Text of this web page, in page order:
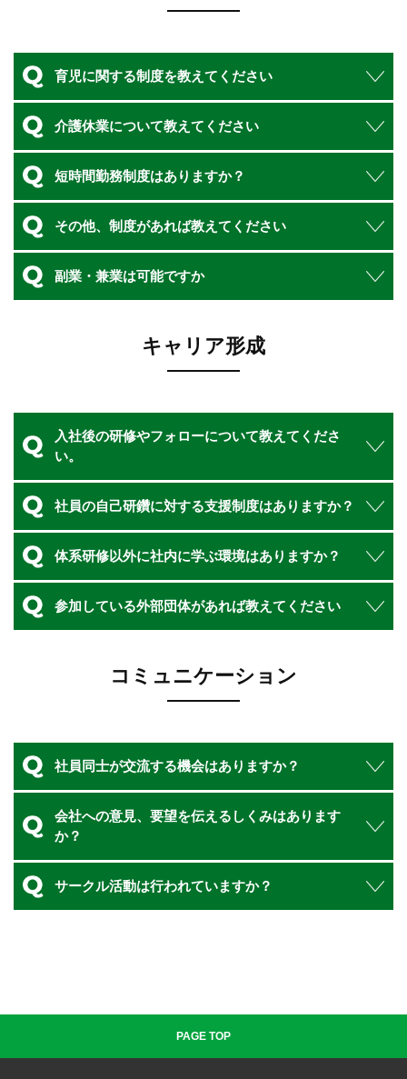
育児に関する制度を教えてください
介護休業について教えてください
短時間勤務制度はありますか？
その他、制度があれば教えてください
副業・兼業は可能ですか
キャリア形成
入社後の研修やフォローについて教えてくださ
い。
社員の自己研鑽に対する支援制度はありますか？
体系研修以外に社内に学ぶ環境はありますか？
参加している外部団体があれば教えてください
コミュニケーション
社員同士が交流する機会はありますか？
会社への意見、要望を伝えるしくみはあります
か？
サークル活動は行われていますか？
PAGE TOP